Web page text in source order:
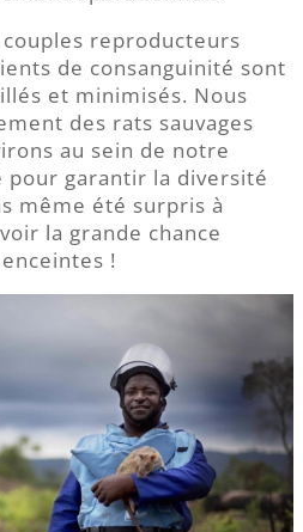
couples reproducteurs
de consanguinité sont
et minimisés. Nous
des rats sauvages
au sein de notre
pour garantir la diversité
même été surpris à
la grande chance
!